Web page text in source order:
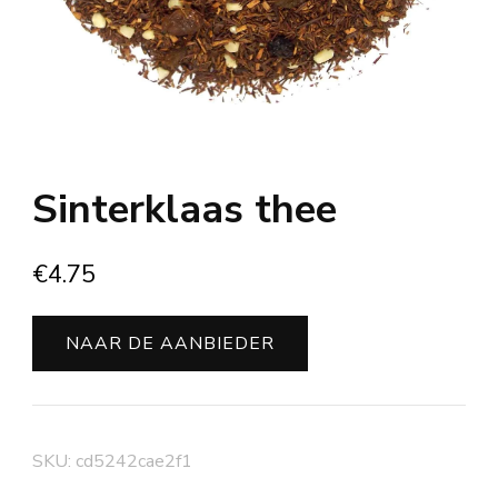
Sinterklaas thee
€4.75
NAAR DE AANBIEDER
SKU: cd5242cae2f1